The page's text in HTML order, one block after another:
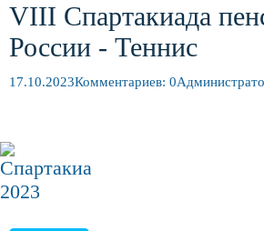
VIII Спартакиада
России - Теннис
17.10.2023Комментариев: 0